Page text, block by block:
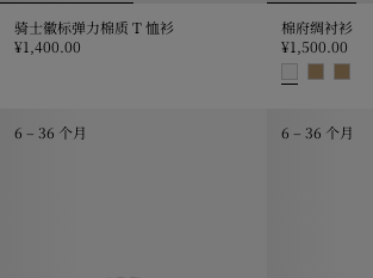
骑士徽标弹力棉质 T 恤衫
¥1,400.00
棉府绸衬衫
¥1,500.00
6 – 36 个月 6 – 36 个月